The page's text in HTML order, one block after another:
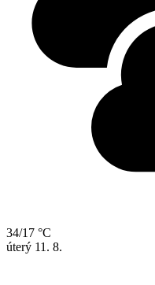
34/17 °C
úterý 11. 8.